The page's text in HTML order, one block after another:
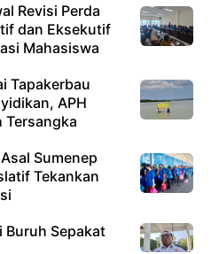
Revisi Perda
dan Eksekutif
Mahasiswa
Tapakerbau
APH
Tersangka
Sumenep
Tekankan
Buruh Sepakat